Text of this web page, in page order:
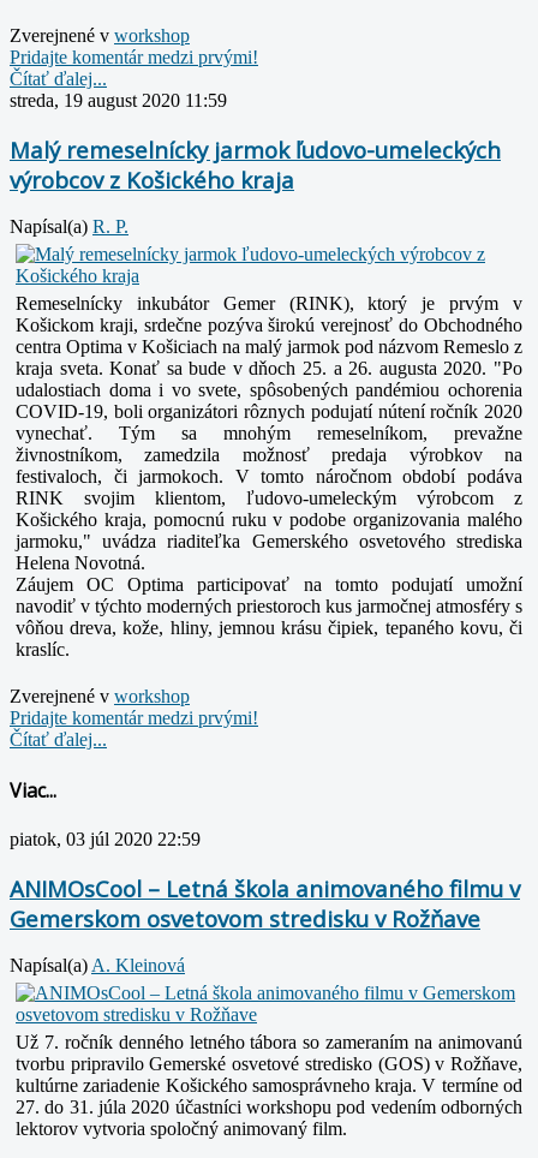
Zverejnené v workshop
Pridajte komentár medzi prvými!
Čítať ďalej...
streda, 19 august 2020 11:59
Malý remeselnícky jarmok ľudovo-umeleckých
výrobcov z Košického kraja
Napísal(a) R. P.
Remeselnícky inkubátor Gemer (RINK), ktorý je prvým v
Košickom kraji, srdečne pozýva širokú verejnosť do Obchodného
centra Optima v Košiciach na malý jarmok pod názvom Remeslo z
kraja sveta. Konať sa bude v dňoch 25. a 26. augusta 2020. "Po
udalostiach doma i vo svete, spôsobených pandémiou ochorenia
COVID-19, boli organizátori rôznych podujatí nútení ročník 2020
vynechať. Tým sa mnohým remeselníkom, prevažne
živnostníkom, zamedzila možnosť predaja výrobkov na
festivaloch, či jarmokoch. V tomto náročnom období podáva
RINK svojim klientom, ľudovo-umeleckým výrobcom z
Košického kraja, pomocnú ruku v podobe organizovania malého
jarmoku," uvádza riaditeľka Gemerského osvetového strediska
Helena Novotná.
Záujem OC Optima participovať na tomto podujatí umožní
navodiť v týchto moderných priestoroch kus jarmočnej atmosféry s
vôňou dreva, kože, hliny, jemnou krásu čipiek, tepaného kovu, či
kraslíc.
Zverejnené v workshop
Pridajte komentár medzi prvými!
Čítať ďalej...
Viac...
piatok, 03 júl 2020 22:59
ANIMOsCool – Letná škola animovaného filmu v
Gemerskom osvetovom stredisku v Rožňave
Napísal(a) A. Kleinová
Už 7. ročník denného letného tábora so zameraním na animovanú
tvorbu pripraviloGemerské osvetové stredisko (GOS) v Rožňave,
kultúrne zariadenie Košického samosprávneho kraja. V termíne od
27. do 31. júla 2020 účastníci workshopu pod vedením odborných
lektorov vytvoria spoločný animovaný film.